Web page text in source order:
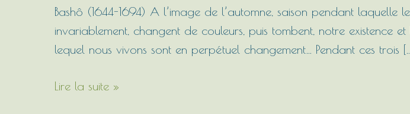
Bashô (1644-1694) A l’image de l’automne, saison pendant laquelle
invariablement, changent de couleurs, puis tombent, notre existence
lequel nous vivons sont en perpétuel changement… Pendant ces trois
Lire la suite »